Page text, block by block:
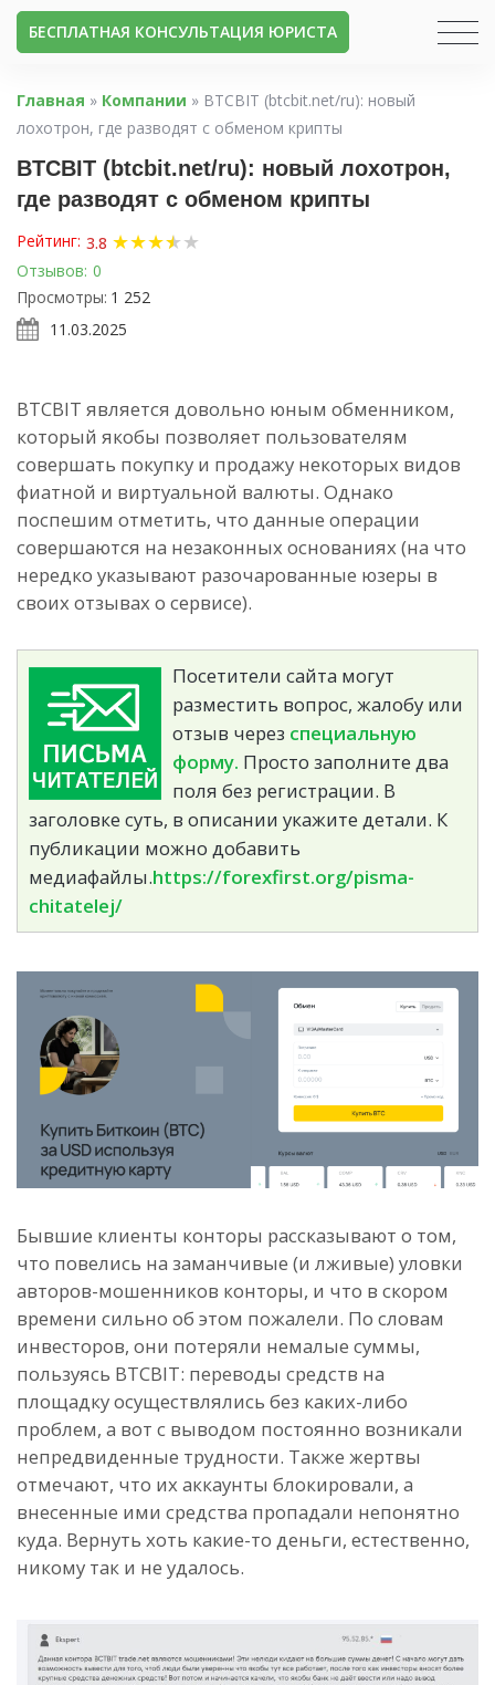
БЕСПЛАТНАЯ КОНСУЛЬТАЦИЯ ЮРИСТА
Главная » Компании » BTCBIT (btcbit.net/ru): новый
лохотрон, где разводят с обменом крипты
BTCBIT (btcbit.net/ru): новый лохотрон,
где разводят с обменом крипты
Рейтинг: 3.8 ★★★★
★★
Отзывов: 0
Просмотры: 1 252
11.03.2025
BTCBIT является довольно юным обменником,
который якобы позволяет пользователям
совершать покупку и продажу некоторых видов
фиатной и виртуальной валюты. Однако
поспешим отметить, что данные операции
совершаются на незаконных основаниях (на что
нередко указывают разочарованные юзеры в
своих отзывах о сервисе).
Посетители сайта могут
разместить вопрос, жалобу или
отзыв через специальную
форму. Просто заполните два
поля без регистрации. В
заголовке суть, в описании укажите детали. К
публикации можно добавить
медиафайлы.https://forexfirst.org/pisma-
chitatelej/
Бывшие клиенты конторы рассказывают о том,
что повелись на заманчивые (и лживые) уловки
авторов-мошенников конторы, и что в скором
времени сильно об этом пожалели. По словам
инвесторов, они потеряли немалые суммы,
пользуясь BTCBIT: переводы средств на
площадку осуществлялись без каких-либо
проблем, а вот с выводом постоянно возникали
непредвиденные трудности. Также жертвы
отмечают, что их аккаунты блокировали, а
внесенные ими средства пропадали непонятно
куда. Вернуть хоть какие-то деньги, естественно,
никому так и не удалось.